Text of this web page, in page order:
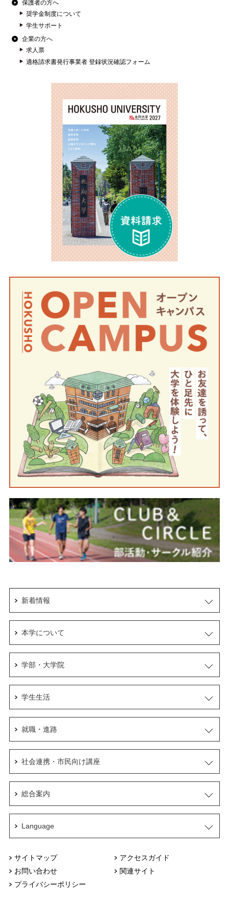
保護者の方へ
奨学金制度について
学生サポート
企業の方へ
求人票
適格請求書発行事業者 登録状況確認フォーム
サイトマップ
アクセスガイド
お問い合わせ
関連サイト
プライバシーポリシー
新着情報
本学について
学部・大学院
学生生活
就職・進路
社会連携・市民向け講座
総合案内
Language